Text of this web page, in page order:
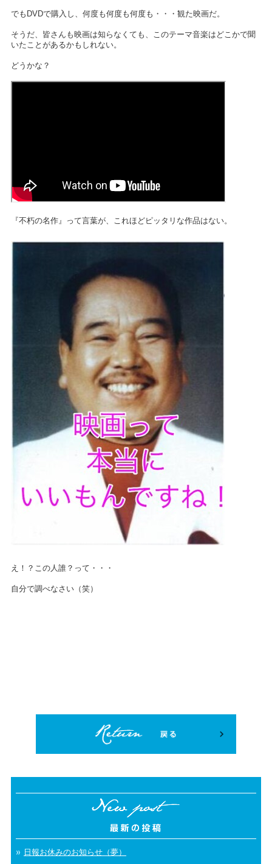
でもDVDで購入し、何度も何度も何度も ・・・観た映画だ。
そうだ、皆さんも映画は知らなくても、このテーマ音楽はどこかで聞
いたことがあるかもしれない。
どうかな？
『不朽の名作』って言葉が、これほどピッタリな作品はない。
え！？この人誰？って・・・
自分で調べなさい（笑）
日報お休みのお知らせ（夢）